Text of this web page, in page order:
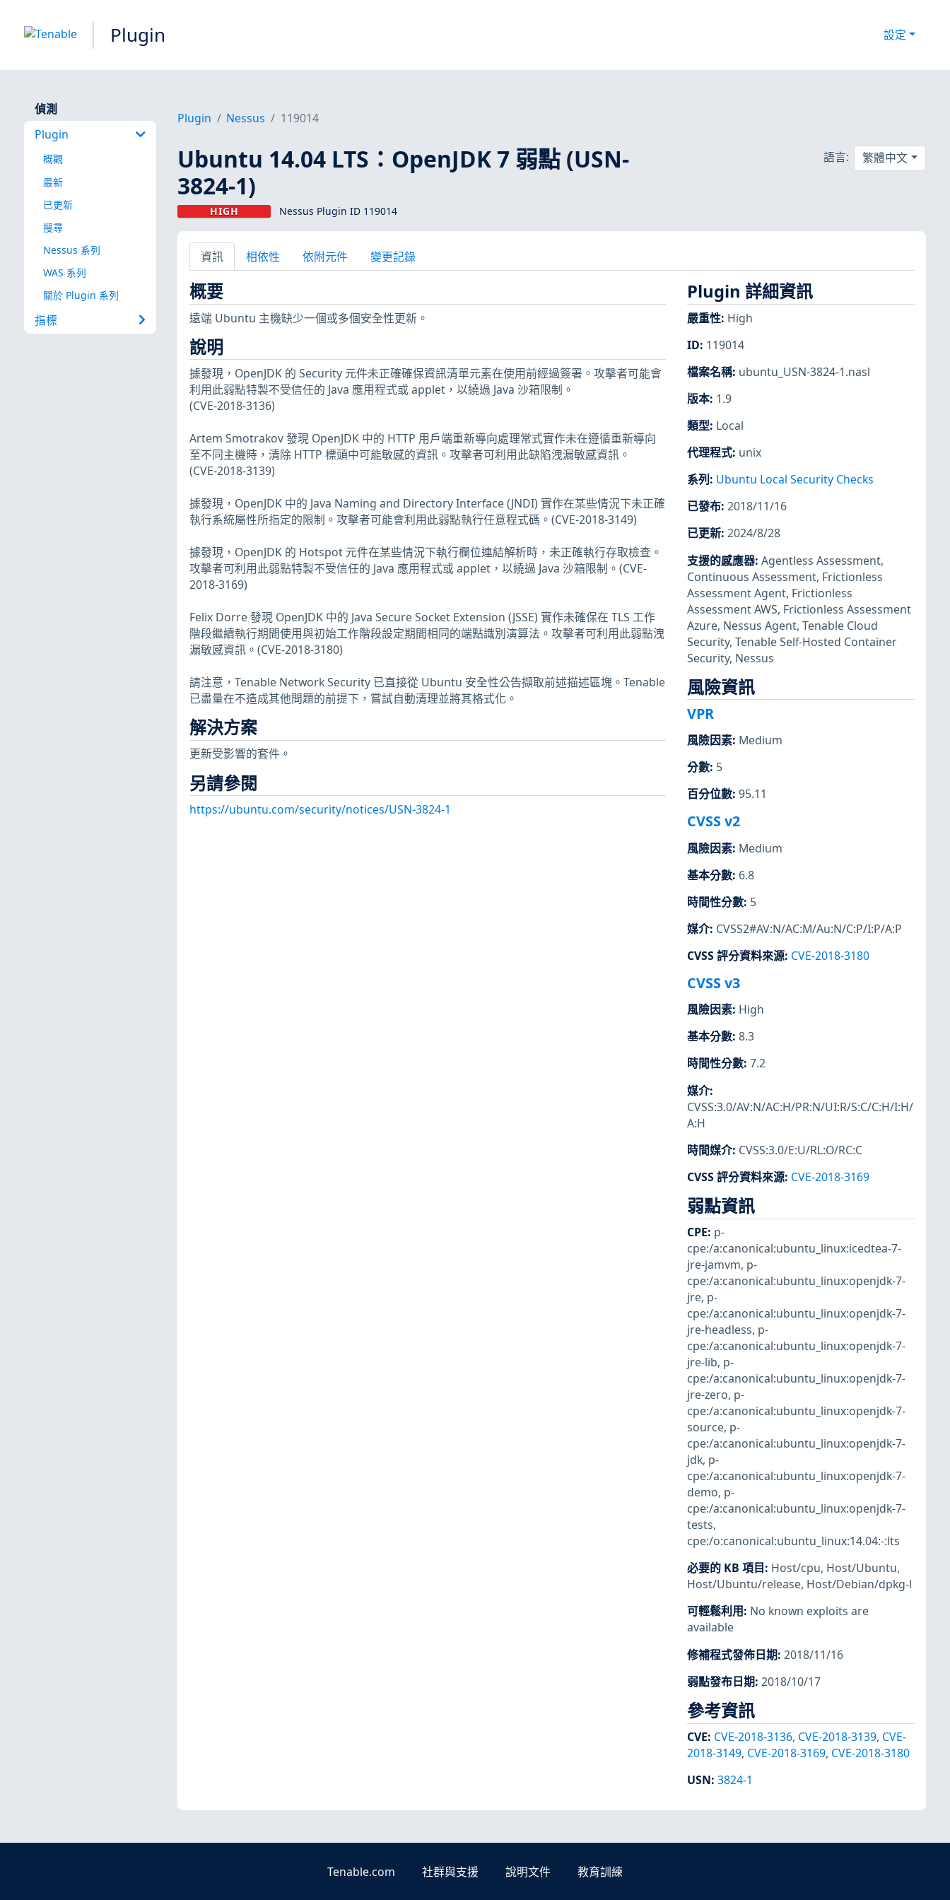
Plugin 設定
偵測
Plugin
概觀
最新
已更新
搜尋
Nessus 系列
WAS 系列
關於 Plugin 系列
指標
Plugin Nessus 119014
Ubuntu 14.04 LTS：OpenJDK 7 弱點 (USN-
3824-1)
HIGH Nessus Plugin ID 119014
語言: 繁體中文
資訊 相依性 依附元件 變更記錄
概要
遠端 Ubuntu 主機缺少一個或多個安全性更新。
說明
據發現，OpenJDK 的 Security 元件未正確確保資訊清單元素在使用前經過簽署。攻擊者可能會
利用此弱點特製不受信任的 Java 應用程式或 applet，以繞過 Java 沙箱限制。
(CVE-2018-3136)
Artem Smotrakov 發現 OpenJDK 中的 HTTP 用戶端重新導向處理常式實作未在遵循重新導向
至不同主機時，清除 HTTP 標頭中可能敏感的資訊。攻擊者可利用此缺陷洩漏敏感資訊。
(CVE-2018-3139)
據發現，OpenJDK 中的 Java Naming and Directory Interface (JNDI) 實作在某些情況下未正確
執行系統屬性所指定的限制。攻擊者可能會利用此弱點執行任意程式碼。(CVE-2018-3149)
據發現，OpenJDK 的 Hotspot 元件在某些情況下執行欄位連結解析時，未正確執行存取檢查。
攻擊者可利用此弱點特製不受信任的 Java 應用程式或 applet，以繞過 Java 沙箱限制。(CVE-
2018-3169)
Felix Dorre 發現 OpenJDK 中的 Java Secure Socket Extension (JSSE) 實作未確保在 TLS 工作
階段繼續執行期間使用與初始工作階段設定期間相同的端點識別演算法。攻擊者可利用此弱點洩
漏敏感資訊。(CVE-2018-3180)
請注意，Tenable Network Security 已直接從 Ubuntu 安全性公告擷取前述描述區塊。Tenable
已盡量在不造成其他問題的前提下，嘗試自動清理並將其格式化。
解決方案
更新受影響的套件。
另請參閱
https://ubuntu.com/security/notices/USN-3824-1
Plugin 詳細資訊
嚴重性: High
ID: 119014
檔案名稱: ubuntu_USN-3824-1.nasl
版本: 1.9
類型: Local
代理程式: unix
系列 : Ubuntu Local Security Checks
已發布: 2018/11/16
已更新: 2024/8/28
支援的感應器: Agentless Assessment,
Continuous Assessment, Frictionless
Assessment Agent, Frictionless
Assessment AWS, Frictionless Assessment
Azure, Nessus Agent, Tenable Cloud
Security, Tenable Self-Hosted Container
Security, Nessus
風險資訊
VPR
風險因素: Medium
分數: 5
百分位數: 95.11
CVSS v2
風險因素: Medium
基本分數: 6.8
時間性分數: 5
媒介: CVSS2#AV:N/AC:M/Au:N/C:P/I:P/A:P
CVSS 評分資料來源: CVE-2018-3180
CVSS v3
風險因素: High
基本分數: 8.3
時間性分數: 7.2
媒介:
CVSS:3.0/AV:N/AC:H/PR:N/UI:R/S:C/C:H/I:H/
A:H
時間媒介: CVSS:3.0/E:U/RL:O/RC:C
CVSS 評分資料來源: CVE-2018-3169
弱點資訊
CPE: p-
cpe:/a:canonical:ubuntu_linux:icedtea-7-
jre-jamvm, p-
cpe:/a:canonical:ubuntu_linux:openjdk-7-
jre, p-
cpe:/a:canonical:ubuntu_linux:openjdk-7-
jre-headless, p-
cpe:/a:canonical:ubuntu_linux:openjdk-7-
jre-lib, p-
cpe:/a:canonical:ubuntu_linux:openjdk-7-
jre-zero, p-
cpe:/a:canonical:ubuntu_linux:openjdk-7-
source, p-
cpe:/a:canonical:ubuntu_linux:openjdk-7-
jdk, p-
cpe:/a:canonical:ubuntu_linux:openjdk-7-
demo, p-
cpe:/a:canonical:ubuntu_linux:openjdk-7-
tests,
cpe:/o:canonical:ubuntu_linux:14.04:-:lts
必要的 KB 項目: Host/cpu, Host/Ubuntu,
Host/Ubuntu/release, Host/Debian/dpkg-l
可輕鬆利用: No known exploits are
available
修補程式發佈日期: 2018/11/16
弱點發布日期: 2018/10/17
參考資訊
CVE: CVE-2018-3136, CVE-2018-3139, CVE-
2018-3149, CVE-2018-3169, CVE-2018-3180
USN: 3824-1
Tenable.com 社群與支援 說明文件 教育訓練